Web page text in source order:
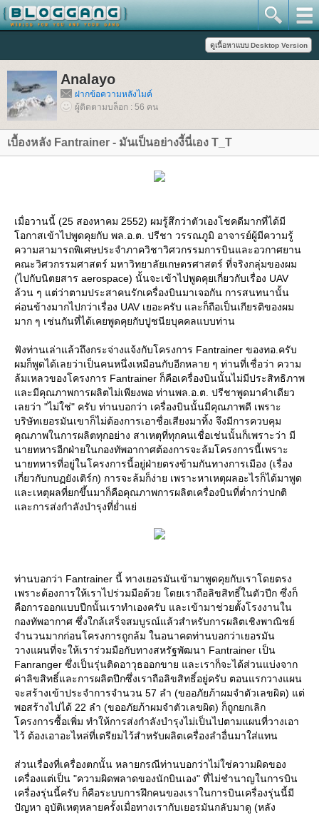
Analayo
ฝากข้อความหลังไมค์
ผู้ติดตามบล็อก : 56 คน
เบื้องหลัง Fantrainer - มันเป็นอย่างงี้นี่เอง T_T
เมื่อวานนี้ (25 สองหาคม 2552) ผมรู้สึกว่าตัวเองโชคดีมากที่ได้มี
อกาสเข้าไปพูดคุยกับ พล.อ.ต. ปรีชา วรรณภูมิ อาจารย์ผู้มีความรู้
ความสามารถพิเศษประจำภาควิชาวิศวกรรมการบินและอวกาศยาน
คณะวิศวกรรมศาสตร์ มหาวิทยาลัยเกษตรศาสตร์ ที่จริงกลุ่มของผม
(ไปกับนิตยสาร aerospace) นั้นจะเข้าไปพูดคุยเกี่ยวกับเรื่อง UAV
ล้วน ๆ แต่ว่าตามประสาคนรักเครื่องบินมาเจอกัน การสนทนานั้น
ค่อนข้างมากไปกว่าเรื่อง UAV เยอะครับ และก็ถือเป็นเกียรติของผม
มาก ๆ เช่นกันที่ได้เคยพูดคุยกับปูชนียบุคคลแบบท่าน
ฟังท่านเล่าแล้วถึงกระจ่างแจ้งกับโครงการ Fantrainer ของทอ.ครับ
ผมก็พูดได้เลยว่าเป็นคนหนึ่งเหมือนกับอีกหลาย ๆ ท่านที่เชื่อว่า ความ
ล้มเหลวของโครงการ Fantrainer ก็คือเครื่องบินนั้นไม่มีประสิทธิภาพ
ละมีคุณภาพการผลิตไม่เพียงพอ ท่านพล.อ.ต. ปรีชาพูดมาคำเดียว
เลยว่า "ไม่ใช่" ครับ ท่านบอกว่า เครื่องบินนั้นมีคุณภาพดี เพราะ
บริษัทเยอรมันเขาก็ไม่ต้องการเอาชื่อเสียงมาทิ้ง จึงมีการควบคุม
คุณภาพในการผลิตทุกอย่าง สาเหตุที่ทุกคนเชื่อเช่นนั้นก็เพราะว่า มี
นายทหารอีกฝ่ายในกองทัพอากาศต้องการจะล้มโครงการนี้เพราะ
นายทหารที่อยู่ในโครงการนี้อยู่ฝ่ายตรงข้ามกันทางการเมือง (เรื่อง
เกี่ยวกับกบฏยังเติร์ก) การจะล้มก็ง่าย เพราะหาเหตุผลอะไรก็ได้มาพูด
ละเหตุผลที่ยกขึ้นมาก็คือคุณภาพการผลิตเครื่องบินที่ต่ำกว่าปกติ
ละการส่งกำลังบำรุงที่ย่ำแย่
ท่านบอกว่า Fantrainer นี้ ทางเยอรมันเข้ามาพูดคุยกับเราโดยตรง
เพราะต้องการให้เราไปร่วมมือด้วย โดยเราถือลิขสิทธิ์ในตัวปีก ซึ่งก็
คือการออกแบบปีกนั้นเราทำเองครับ และเข้ามาช่วยตั้งโรงงานใน
กองทัพอากาศ ซึ่งใกล้เสร็จสมบูรณ์แล้วสำหรับการผลิตเชิงพาณิชย์
จำนวนมากก่อนโครงการถูกล้ม ในอนาคตท่านบอกว่าเยอรมัน
วางแผนที่จะให้เราร่วมมือกับทางสหรัฐพัฒนา Fantrainer เป็น
Fanranger ซึ่งเป็นรุ่นติดอาวุธออกขาย และเราก็จะได้ส่วนแบ่งจาก
ค่าลิขสิทธิ์และการผลิตปีกซึ่งเราถือลิขสิทธิ์อยู่ครับ ตอนแรกวางแผน
จะสร้างเข้าประจำการจำนวน 57 ลำ (ขออภัยภ้าผมจำตัวเลขผิด) แต่
พอสร้างไปได้ 22 ลำ (ขออภัยภ้าผมจำตัวเลขผิด) ก็ถูกยกเลิก
ครงการซื้อเพิ่ม ทำให้การส่งกำลังบำรุงไม่เป็นไปตามแผนที่วางเอา
ไว้ ต้องเอาอะไหล่ที่เตรียมไว้สำหรับผลิตเครื่องลำอื่นมาใส่แทน
ส่วนเรื่องที่เครื่องตกนั้น หลายกรณีท่านบอกว่าไม่ใช่ความผิดของ
เครื่องแต่เป็น "ความผิดพลาดของนักบินเอง" ที่ไม่ชำนาญในการบิน
เครื่องรุ่นนี้ครับ ก็คือระบบการฝึกคนของเราในการบินเครื่องรุ่นนี้มี
ปัญหา อุบัติเหตุหลายครั้งเมื่อทางเรากับเยอรมันกลับมาดู (หลัง